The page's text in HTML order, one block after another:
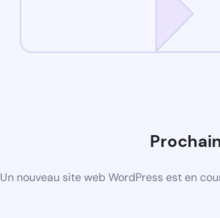
Un nouveau site web WordPress est en